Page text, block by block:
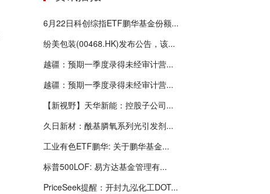
6月22日科创综指ETF鹏华基金份额...
纷美包装(00468.HK)发布公告，该...
越疆：预期一季度录得未经审计营...
越疆：预期一季度录得未经审计营...
【新视野】天华新能：控股子公司...
久日新材：酰基膦氧系列光引发剂...
工业有色ETF鹏华: 关于鹏华基金...
标普500LOF: 易方达基金管理有...
PriceSeek提醒：开封九泓化工DOT...